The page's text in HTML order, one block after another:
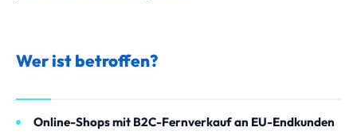
Wer ist betroffen?
Online-Shops mit B2C-Fernverkauf an EU-Endkunden